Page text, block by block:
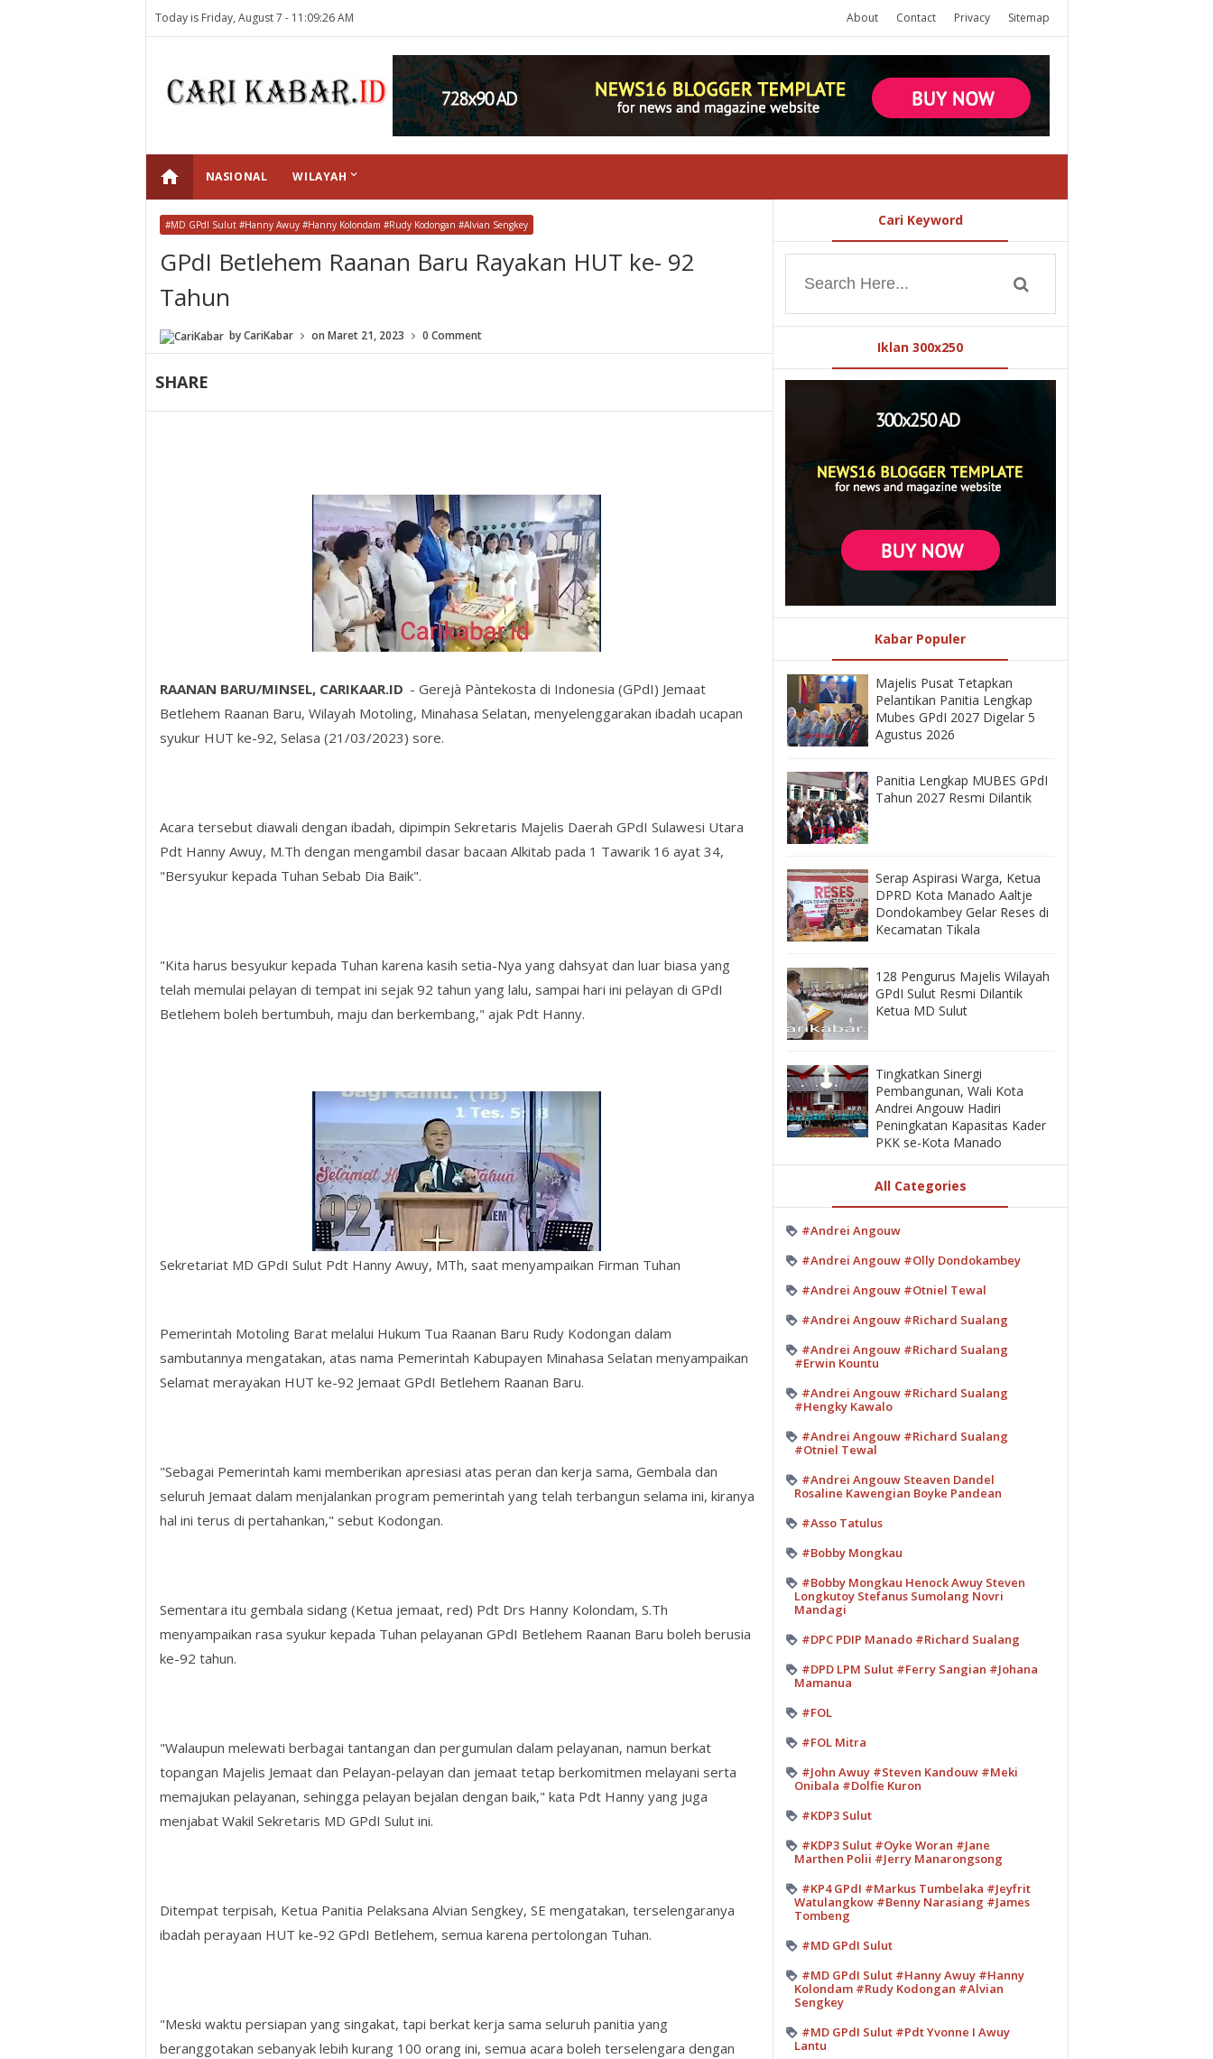
Today is Friday, August 7 - 11:09:26 AM About Contact Privacy Sitemap
home NASIONAL WILAYAH keyboard_arrow_down
#MD GPdI Sulut #Hanny Awuy #Hanny Kolondam #Rudy Kodongan #Alvian Sengkey
GPdI Betlehem Raanan Baru Rayakan HUT ke- 92
Tahun
byCariKabar on Maret 21, 2023 0 Comment
SHARE
RAANAN BARU/MINSEL, CARIKAAR.ID - Gerejà Pàntekosta di Indonesia (GPdI) Jemaat
Betlehem Raanan Baru, Wilayah Motoling, Minahasa Selatan, menyelenggarakan ibadah ucapan
syukur HUT ke-92, Selasa (21/03/2023) sore.
Acara tersebut diawali dengan ibadah, dipimpin Sekretaris Majelis Daerah GPdI Sulawesi Utara
Pdt Hanny Awuy, M.Th dengan mengambil dasar bacaan Alkitab pada 1 Tawarik 16 ayat 34,
"Bersyukur kepada Tuhan Sebab Dia Baik".
"Kita harus besyukur kepada Tuhan karena kasih setia-Nya yang dahsyat dan luar biasa yang
telah memulai pelayan di tempat ini sejak 92 tahun yang lalu, sampai hari ini pelayan di GPdI
Betlehem boleh bertumbuh, maju dan berkembang," ajak Pdt Hanny.
Sekretariat MD GPdI Sulut Pdt Hanny Awuy, MTh, saat menyampaikan Firman Tuhan
Pemerintah Motoling Barat melalui Hukum Tua Raanan Baru Rudy Kodongan dalam
sambutannya mengatakan, atas nama Pemerintah Kabupayen Minahasa Selatan menyampaikan
Selamat merayakan HUT ke-92 Jemaat GPdI Betlehem Raanan Baru.
"Sebagai Pemerintah kami memberikan apresiasi atas peran dan kerja sama, Gembala dan
seluruh Jemaat dalam menjalankan program pemerintah yang telah terbangun selama ini, kiranya
hal ini terus di pertahankan," sebut Kodongan.
Sementara itu gembala sidang (Ketua jemaat, red) Pdt Drs Hanny Kolondam, S.Th
menyampaikan rasa syukur kepada Tuhan pelayanan GPdI Betlehem Raanan Baru boleh berusia
ke-92 tahun.
"Walaupun melewati berbagai tantangan dan pergumulan dalam pelayanan, namun berkat
topangan Majelis Jemaat dan Pelayan-pelayan dan jemaat tetap berkomitmen melayani serta
memajukan pelayanan, sehingga pelayan bejalan dengan baik," kata Pdt Hanny yang juga
menjabat Wakil Sekretaris MD GPdI Sulut ini.
Ditempat terpisah, Ketua Panitia Pelaksana Alvian Sengkey, SE mengatakan, terselengaranya
ibadah perayaan HUT ke-92 GPdI Betlehem, semua karena pertolongan Tuhan.
"Meski waktu persiapan yang singakat, tapi berkat kerja sama seluruh panitia yang
beranggotakan sebanyak lebih kurang 100 orang ini, semua acara boleh terselengara dengan
Cari Keyword
Iklan 300x250
Kabar Populer
Majelis Pusat Tetapkan
Pelantikan Panitia Lengkap
Mubes GPdI 2027 Digelar 5
Agustus 2026
Panitia Lengkap MUBES GPdI
Tahun 2027 Resmi Dilantik
‎Serap Aspirasi Warga, Ketua
DPRD Kota Manado Aaltje
Dondokambey Gelar Reses di
Kecamatan Tikala ‎
128 Pengurus Majelis Wilayah
GPdI Sulut Resmi Dilantik
Ketua MD Sulut
‎Tingkatkan Sinergi
Pembangunan, Wali Kota
Andrei Angouw Hadiri
Peningkatan Kapasitas Kader
PKK se-Kota Manado
All Categories
#Andrei Angouw
#Andrei Angouw #Olly Dondokambey
#Andrei Angouw #Otniel Tewal
#Andrei Angouw #Richard Sualang
#Andrei Angouw #Richard Sualang
#Erwin Kountu
#Andrei Angouw #Richard Sualang
#Hengky Kawalo
#Andrei Angouw #Richard Sualang
#Otniel Tewal
#Andrei Angouw Steaven Dandel
Rosaline Kawengian Boyke Pandean
#Asso Tatulus
#Bobby Mongkau
#Bobby Mongkau Henock Awuy Steven
Longkutoy Stefanus Sumolang Novri
Mandagi
#DPC PDIP Manado #Richard Sualang
#DPD LPM Sulut #Ferry Sangian #Johana
Mamanua
#FOL
#FOL Mitra
#John Awuy #Steven Kandouw #Meki
Onibala #Dolfie Kuron
#KDP3 Sulut
#KDP3 Sulut #Oyke Woran #Jane
Marthen Polii #Jerry Manarongsong
#KP4 GPdI #Markus Tumbelaka #Jeyfrit
Watulangkow #Benny Narasiang #James
Tombeng
#MD GPdI Sulut
#MD GPdI Sulut #Hanny Awuy #Hanny
Kolondam #Rudy Kodongan #Alvian
Sengkey
#MD GPdI Sulut #Pdt Yvonne I Awuy
Lantu